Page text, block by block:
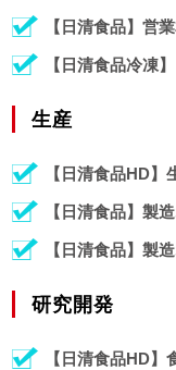
【日清食品】営
【日清食品冷凍
生産
【日清食品HD
【日清食品】製
【日清食品】製
研究開発
【日清食品HD